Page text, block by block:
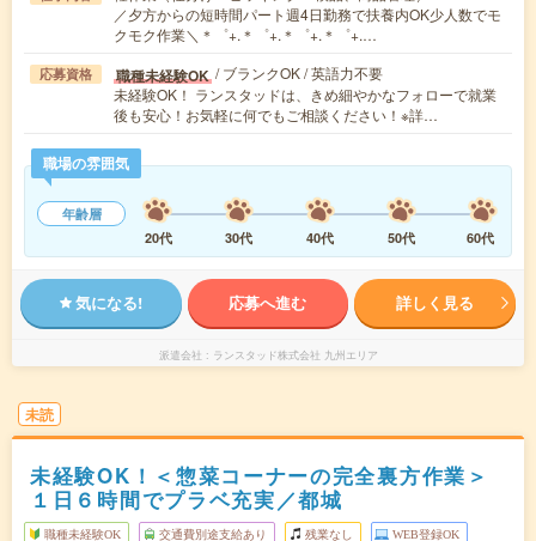
／夕方からの短時間パート週4日勤務で扶養内OK少人数でモ
クモク作業＼＊゜+.＊゜+.＊゜+.＊゜+.…
応募資格 職種未経験OK / ブランクOK / 英語力不要
未経験OK！ ランスタッドは、きめ細やかなフォローで就業
後も安心！お気軽に何でもご相談ください！※詳…
職場の雰囲気
年齢層
20代
30代 40代 50代 60代
気になる! 応募へ進む 詳しく見る
派遣会社 ランスタッド株式会社 九州エリア
未読
未経験OK！＜惣菜コーナーの完全裏方作業＞
１日６時間でプラベ充実／都城
職種未経験OK 交通費別途支給あり 残業なし WEB登録OK